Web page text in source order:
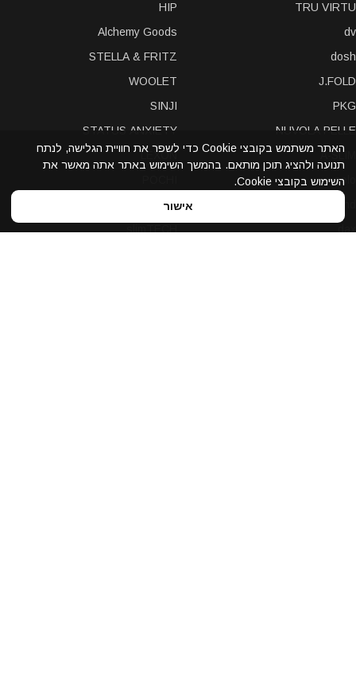
TRU VIRTU
dv
dosh
J.FOLD
PKG
NUVOLA PELLE
A-SLIM
solo
HIP
Alchemy Goods
STELLA & FRITZ
WOOLET
SINJI
STATUS ANXIETY
LEXON
Bellroy
האתר משתמש בקובצי Cookie כדי לשפר את חוויית הגלישה, לנתח
תנועה ולהציג תוכן מותאם. בהמשך השימוש באתר אתה מאשר את
השימוש בקובצי Cookie.
אישור